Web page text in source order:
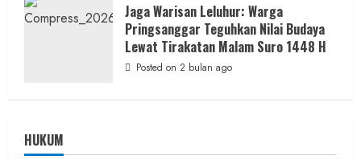
Jaga Warisan Leluhur: Warga
Pringsanggar Teguhkan Nilai Budaya
Lewat Tirakatan Malam Suro 1448 H
Posted on 2 bulan ago
HUKUM